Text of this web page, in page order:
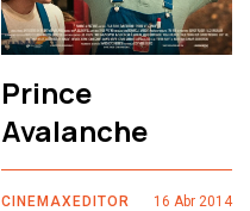
Prince
Avalanche
CINEMAXEDITOR
16 Abr 2014